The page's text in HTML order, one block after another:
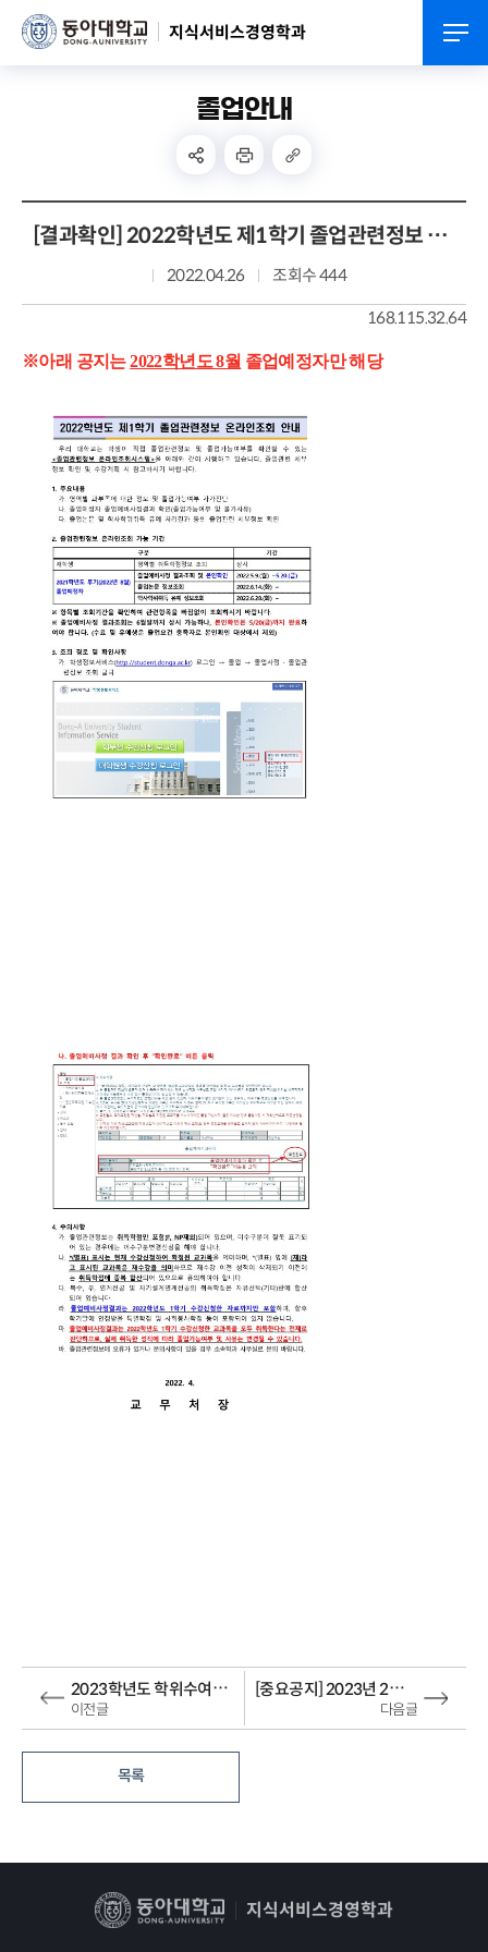
지식서비스경영학과
졸업안내
[결과확인] 2022학년도 제1학기 졸업관련정보 온라인조회 안내
2022.04.26 조회수 444
168.115.32.64
※아래 공지는2022학년도 8월 졸업예정자만 해당
이전글
2023학년도 학위수여식 포토존 운영 안내
다음글
[중요공지] 2023년 2월 졸업예정자 졸업논문(대체자격증 및 어학성적) 목록 안내
목록
지식서비스경영학과